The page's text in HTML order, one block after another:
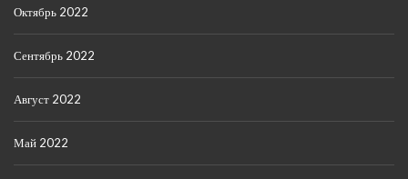
Октябрь 2022
Сентябрь 2022
Август 2022
Май 2022